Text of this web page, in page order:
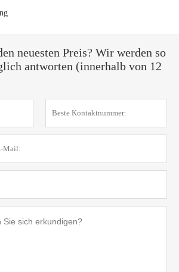
neuesten Preis? Wir werden so
antworten (innerhalb von 12